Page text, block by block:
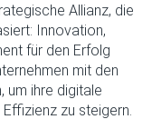
Allianz, die
Innovation,
für den Erfolg
mit den
um ihre digitale
zu steigern.